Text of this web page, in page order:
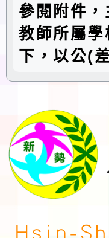
參閱附件
教師所屬
下，以公(